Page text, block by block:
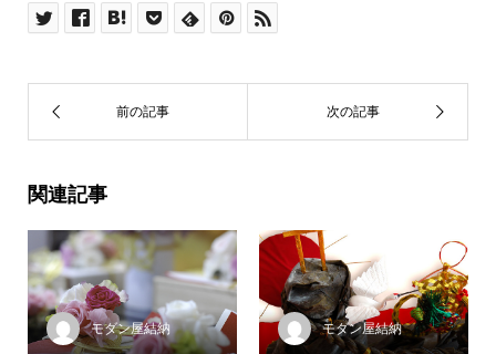
関連記事
モダン屋結納 モダン屋結納